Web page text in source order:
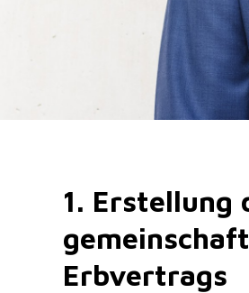
1. Erstellung
Erbvertrags